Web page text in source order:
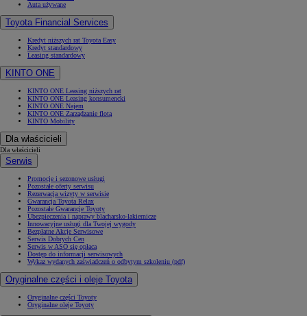
Auta używane
Toyota Financial Services
Kredyt niższych rat Toyota Easy
Kredyt standardowy
Leasing standardowy
KINTO ONE
KINTO ONE Leasing niższych rat
KINTO ONE Leasing konsumencki
KINTO ONE Najem
KINTO ONE Zarządzanie flotą
KINTO Mobility
Dla właścicieli
Dla właścicieli
Serwis
Promocje i sezonowe usługi
Pozostałe oferty serwisu
Rezerwacja wizyty w serwisie
Gwarancja Toyota Relax
Pozostałe Gwarancje Toyoty
Ubezpieczenia i naprawy blacharsko-lakiernicze
Innowacyjne usługi dla Twojej wygody
Bezpłatne Akcje Serwisowe
Serwis Dobrych Cen
Serwis w ASO się opłaca
Dostęp do informacji serwisowych
Wykaz wydanych zaświadczeń o odbytym szkoleniu (pdf)
Oryginalne części i oleje Toyota
Oryginalne części Toyoty
Oryginalne oleje Toyoty